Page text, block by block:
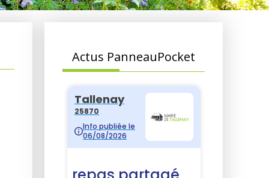
Actus PanneauPocket